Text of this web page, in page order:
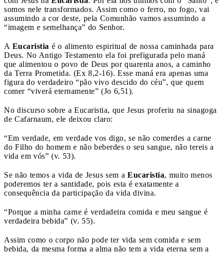
somos nele transformados. Assim como o ferro, no fogo, vai
assumindo a cor deste, pela Comunhão vamos assumindo a
“imagem e semelhança” do Senhor.
A Eucaristia é o alimento espiritual de nossa caminhada para
Deus. No Antigo Testamento ela foi prefigurada pelo maná
que alimentou o povo de Deus por quarenta anos, a caminho
da Terra Prometida. (Ex 8,2-16). Esse maná era apenas uma
figura do verdadeiro “pão vivo descido do céu”, que quem
comer “viverá eternamente” (Jo 6,51).
No discurso sobre a Eucaristia, que Jesus proferiu na sinagoga
de Cafarnaum, ele deixou claro:
“Em verdade, em verdade vos digo, se não comerdes a carne
do Filho do homem e não beberdes o seu sangue, não tereis a
vida em vós” (v. 53).
Se não temos a vida de Jesus sem a Eucaristia, muito menos
poderemos ter a santidade, pois esta é exatamente a
consequência da participação da vida divina.
“Porque a minha carne é verdadeira comida e meu sangue é
verdadeira bebida” (v. 55).
Assim como o corpo não pode ter vida sem comida e sem
bebida, da mesma forma a alma não tem a vida eterna sem a